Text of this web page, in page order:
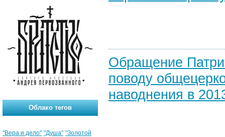
Обращение
поводу
наводнения в
Облако тегов
"Вера и дело" "Душа" "Золотой